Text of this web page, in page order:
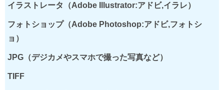
イラストレータ（Adobe Illustrator:アドビ,イラレ）
フォトショップ（Adobe Photoshop:アドビ,フォトシ
ョ）
JPG（デジカメやスマホで撮った写真など）
TIFF